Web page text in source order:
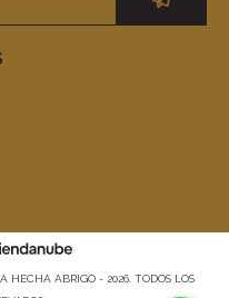
HECHA ABRIGO - 2026. TODOS LOS